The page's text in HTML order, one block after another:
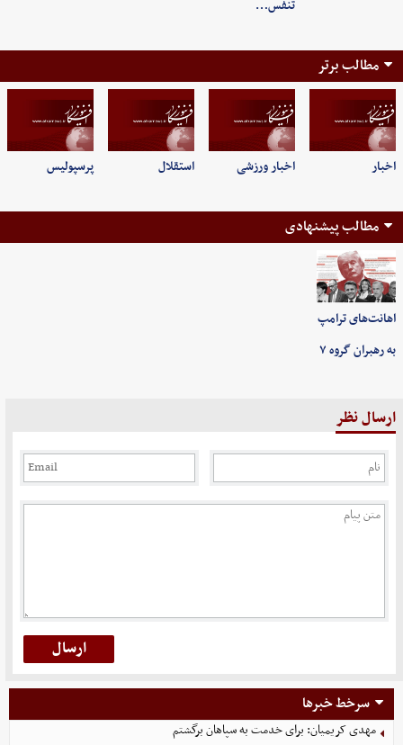
تنفس…
مطالب برتر
اخبار اخبار ورزشی استقلال پرسپولیس
مطالب پیشنهادی
اهانت‌های ترامپ
به رهبران گروه ۷
ارسال نظر
سرخط خبرها
مهدی کریمیان: برای خدمت به سپاهان برگشتم